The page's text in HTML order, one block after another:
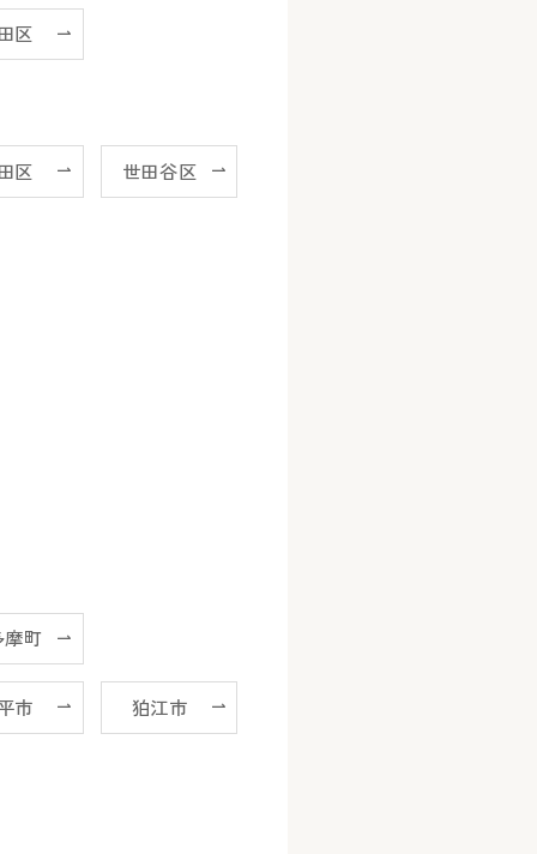
区
区 世田谷区
町
市 狛江市